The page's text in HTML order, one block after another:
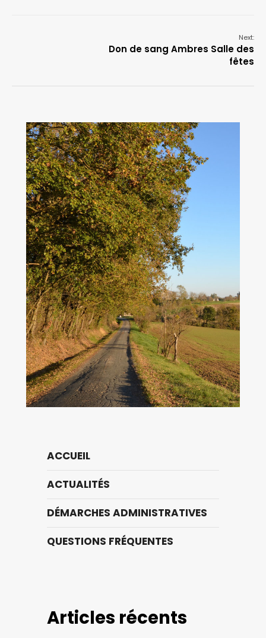
Next:
Don de sang Ambres Salle des
fêtes
ACCUEIL
ACTUALITÉS
DÉMARCHES ADMINISTRATIVES
QUESTIONS FRÉQUENTES
Articles récents